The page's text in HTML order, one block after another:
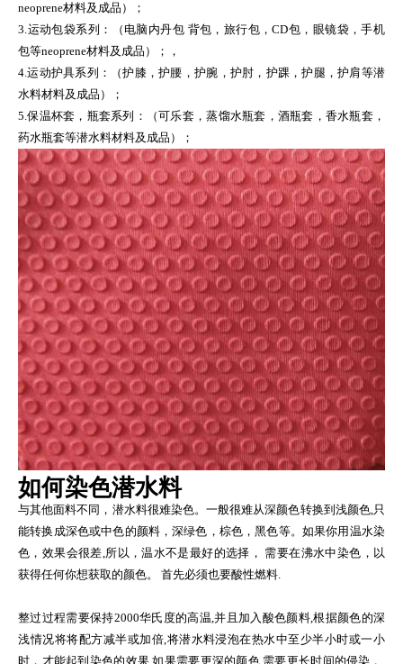
neoprene材料及成品）；
3.运动包袋系列：（电脑内丹包 背包，旅行包，CD包，眼镜袋，手机
包等neoprene材料及成品）；，
4.运动护具系列：（护膝，护腰，护腕，护肘，护踝，护腿，护肩等潜
水料材料及成品）；
5.保温杯套，瓶套系列：（可乐套，蒸馏水瓶套，酒瓶套，香水瓶套，
药水瓶套等潜水料材料及成品）；
如何染色潜水料
与其他面料不同，潜水料很难染色。一般很难从深颜色转换到浅颜色,只
能转换成深色或中色的颜料，深绿色，棕色，黑色等。如果你用温水染
色，效果会很差,所以，温水不是最好的选择， 需要在沸水中染色，以
获得任何你想获取的颜色。 首先必须也要酸性燃料.
整过过程需要保持2000华氏度的高温,并且加入酸色颜料,根据颜色的深
浅情况将将配方减半或加倍,将潜水料浸泡在热水中至少半小时或一小
时，才能起到染色的效果,如果需要更深的颜色,需要更长时间的侵染.。